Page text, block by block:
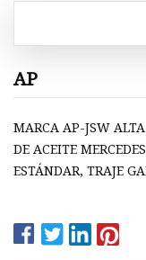
AP
MARCA AP-JSW
DE ACEITE
ESTÁNDAR, TRAJE